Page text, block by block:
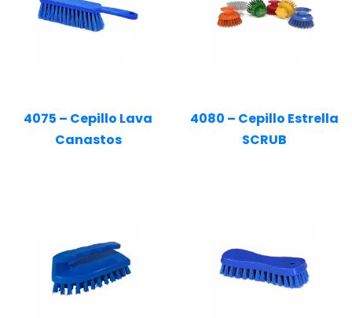
4075 – Cepillo Lava
Canastos
4080 – Cepillo Estrella
SCRUB